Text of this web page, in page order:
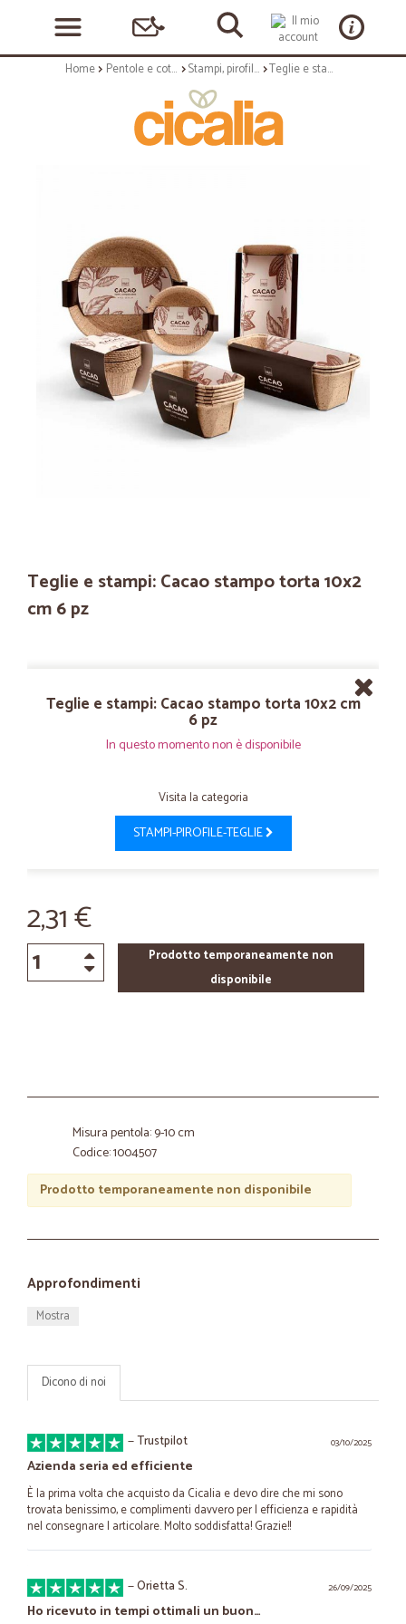
Home Pentole e cottura Stampi, pirofile, teglie Teglie e stampi: Cacao stampo torta 10x2 cm 6 pz
Teglie e stampi: Cacao stampo torta 10x2
cm 6 pz
Teglie e stampi: Cacao stampo torta 10x2 cm
6 pz
In questo momento non è disponibile
Visita la categoria
STAMPI-PIROFILE-TEGLIE
2,31 €
Prodotto temporaneamente non
disponibile
Misura pentola: 9-10 cm
Codice: 1004507
Prodotto temporaneamente non disponibile
Approfondimenti
Mostra
Dicono di noi
03/10/2025
—Trustpilot
Azienda seria ed efficiente
È la prima volta che acquisto da Cicalia e devo dire che mi sono
trovata benissimo, e complimenti davvero per l efficienza e rapidità
nel consegnare l articolare. Molto soddisfatta! Grazie!!
26/09/2025
—Orietta S.
Ho ricevuto in tempi ottimali un buon…